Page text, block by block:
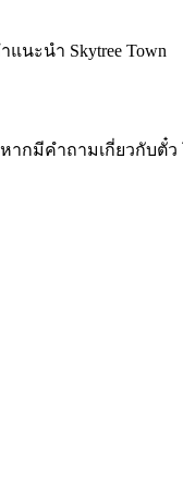
นะนำ Skytree Town
กมีคำถามเกี่ยวกับตั๋